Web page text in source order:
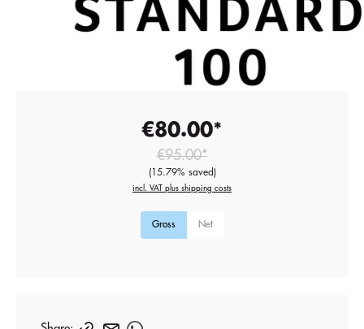
€80.00*
€95.00*
(15.79% saved)
incl. VAT plus shipping costs
Gross Net